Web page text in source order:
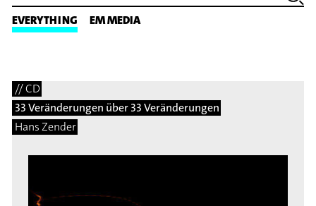
EVERYTHING EM MEDIA
// CD
33 Veränderungen über 33 Veränderungen
Hans Zender